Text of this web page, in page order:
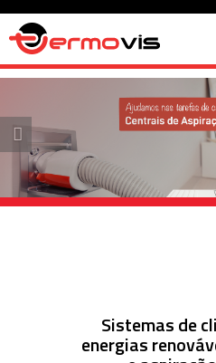
Previous
Sistemas de
energias